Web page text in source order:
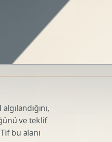
Medya Kreatif Tasarimi
Kapak Tasarimi
Yonetimi
Kampanya Tasarimi
ve teklif
bu alanı